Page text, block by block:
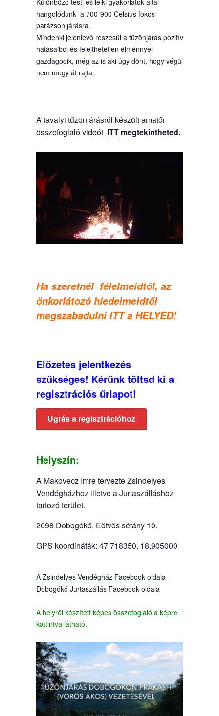
hangolódunk a 700-900 Celsius fokos
parázson járásra.
Mindenki jelenlevő részesül a tűzönjárás pozitív
hatásaiból és felejthetetlen élménnyel
gazdagodik, még az is aki úgy dönt, hogy végül
nem megy át rajta.
A tavalyi tűzönjárásról készült amatőr
összefoglaló videót ITTmegtekintheted.
Ha szeretnél félelmeidtől, az
önkorlátozó hiedelmeidtől
megszabadulniITT a HELYED!
Előzetes jelentkezés
szükséges! Kérünk töltsd ki a
regisztrációs űrlapot!
Ugrás a regisztrációhoz
Helyszín:
A Makovecz Imre tervezte Zsindelyes
Vendégházhoz illetve a Jurtaszálláshoz
tartozó terület.
2098 Dobogókő, Eötvös sétány 10.
GPS koordináták: 47.718350, 18.905000
A Zsindelyes Vendégház Facebook oldala
Dobogókő Jurtaszállás Facebook oldala
A helyről készített képes összefoglaló a képre
kattintva látható.